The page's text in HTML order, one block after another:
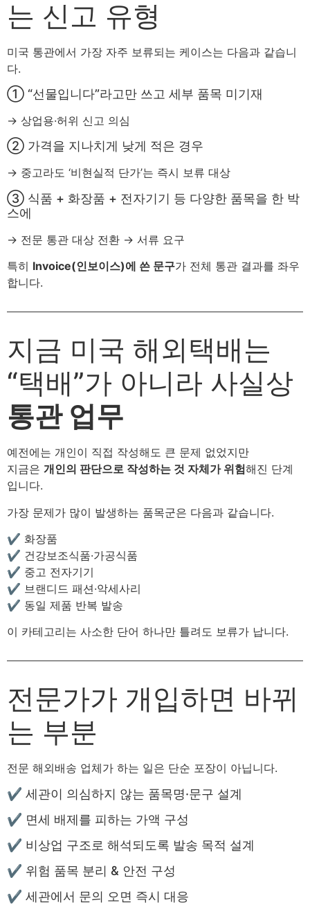
는 신고 유형
미국 통관에서 가장 자주 보류되는 케이스는 다음과 같습니
다.
① “선물입니다”라고만 쓰고 세부 품목 미기재
→ 상업용·허위 신고 의심
② 가격을 지나치게 낮게 적은 경우
→ 중고라도 ‘비현실적 단가’는 즉시 보류 대상
③ 식품 + 화장품 + 전자기기 등 다양한 품목을 한 박
스에
→ 전문 통관 대상 전환 → 서류 요구
특히 Invoice(인보이스)에 쓴 문구가 전체 통관 결과를 좌우
합니다.
지금 미국 해외택배는
“택배”가 아니라 사실상
통관 업무
예전에는 개인이 직접 작성해도 큰 문제 없었지만
지금은 개인의 판단으로 작성하는 것 자체가 위험해진 단계
입니다.
가장 문제가 많이 발생하는 품목군은 다음과 같습니다.
✔ 화장품
✔ 건강보조식품·가공식품
✔ 중고 전자기기
✔ 브랜디드 패션·악세사리
✔ 동일 제품 반복 발송
이 카테고리는 사소한 단어 하나만 틀려도 보류가 납니다.
전문가가 개입하면 바뀌
는 부분
전문 해외배송 업체가 하는 일은 단순 포장이 아닙니다.
✔ 세관이 의심하지 않는 품목명·문구 설계
✔ 면세 배제를 피하는 가액 구성
✔ 비상업 구조로 해석되도록 발송 목적 설계
✔ 위험 품목 분리 & 안전 구성
✔ 세관에서 문의 오면 즉시 대응